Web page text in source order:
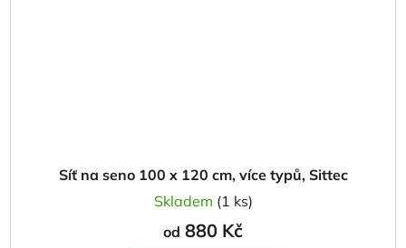
Síť na seno 100 x 120 cm, více typů, Sittec
Skladem (1 ks)
od 880 Kč